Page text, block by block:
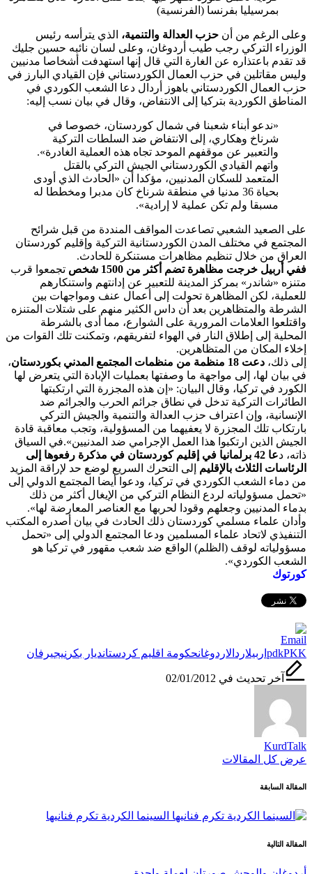
بمرسيليا بفرنسا (الفرنسية)
وعلى الرغم من أن حزب العدالة والتنمية، الذي يترأسه رئيس
الوزراء التركي رجب طيب أردوغان، وعلى لسان نائبه حسين جليك
قد تقدم باعتذاره عن الغارة التي قال إنها استهدفت أشخاصا مدنيين
وليس مقاتلين في حزب العمال الكوردستاني فإن القيادي البارز في
حزب العمال الكوردستاني باهوز أردال دعا الشعب الكوردي في
المناطق الكوردية بتركيا إلى الانتفاض، وقال في بيان نسب إليه:
«ندعو أبناء شعبنا في شمال كوردستان، خصوصا في
شرناخ وهكاري، إلى الانتفاض ضد السلطات التركية
والتعبير عن موقفهم الموحد تجاه هذه العملية الغادرة».
واتهم القيادي الكوردستاني الجيش التركي بالقتل
المتعمد للسكان المدنيين، مؤكدا أن «الحادث الذي أودى
بحياة 36 مدنيا في منطقة شرناخ كان مدبرا ومخططا له
مسبقا ولم تكن عملية لا إرادية».
على الصعيد الشعبي تصاعدت المواقف المنددة من قبل شرائح
المجتمع في مختلف المدن الكوردستانية التركية وإقليم كوردستان
العراق من خلال تنظيم مظاهرات مستنكرة للحادث.
ففي أربيل خرجت مظاهرة تضم أكثر من 1500 شخص
تجمعوا قرب
متنزه «شاندر» بمركز المدينة للتعبير عن إدانتهم واستنكارهم
للعملية، لكن المظاهرة تحولت إلى أعمال عنف ومواجهات بين
الشرطة والمتظاهرين بعد أن داس الكثير منهم على شتلات المتنزه
واقتلعوا العلامات المرورية على الشوارع، مما أدى بالشرطة
المحلية إلى إطلاق النار في الهواء لتفريقهم، وتمكنت تلك القوات من
إخلاء المكان من المتظاهرين.
إلى ذلك، دعت 18 منظمة من منظمات المجتمع المدني بكوردستان
،
في بيان لها، إلى مواجهة ما وصفتها بعمليات الإبادة التي يتعرض لها
الكورد في تركيا، وقال البيان: «إن هذه المجزرة التي ارتكبتها
الطائرات التركية تدخل في نطاق جرائم الحرب والجرائم ضد
الإنسانية، وإن اعتراف حزب العدالة والتنمية والجيش التركي
بارتكاب تلك المجزرة لا يعفيهما من المسؤولية، وتجب معاقبة قادة
الجيش الذين ارتكبوا هذا العمل الإجرامي ضد المدنيين».في السياق
ذاته، د
عا 42 برلمانيا في إقليم كوردستان في مذكرة رفعوها إلى
الرئاسات الثلاث بالإقليم إلى التحرك السريع لوضع حد لإراقة المزيد
من دماء الشعب الكوردي في تركيا، ودعوا أيضا المجتمع الدولي إلى
«تحمل مسؤولياته لردع النظام التركي من الإيغال أكثر من ذلك
بدماء المدنيين وجعلهم وقودا لحربها مع العناصر المعارضة لها».
وأدان علماء مسلمي كوردستان ذلك الحادث في بيان أصدره المكتب
التنفيذي لاتحاد علماء المسلمين ودعا المجتمع الدولي إلى «تحمل
مسؤولياته لوقف (الظلم) الواقع ضد شعب مقهور في تركيا هو
الشعب الكوردي».
كورتوك
العلامات:
pdkPKK اربيلاردالاردوغانحكومة اقليم كردستانديار بكر نيجيرفان
آخر تحديث في 02/01/2012
KurdTalk
عرض كل المقالات
تصفّح
المقالات
المقالة السابقة
السينما الكردية تكرم فنانيها
المقالة التالية